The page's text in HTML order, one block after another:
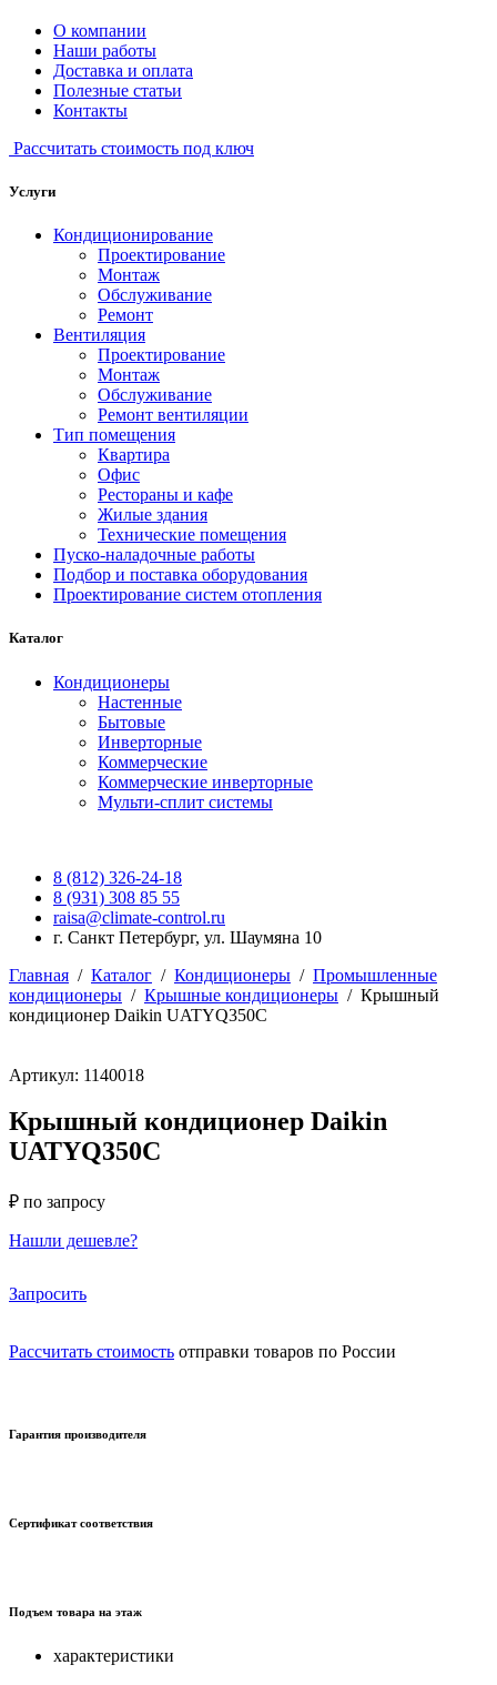
О компании
Наши работы
Доставка и оплата
Полезные статьи
Контакты
Рассчитать стоимость под ключ
Услуги
Кондиционирование
Проектирование
Монтаж
Обслуживание
Ремонт
Вентиляция
Проектирование
Монтаж
Обслуживание
Ремонт вентиляции
Тип помещения
Квартира
Офис
Рестораны и кафе
Жилые здания
Технические помещения
Пуско-наладочные работы
Подбор и поставка оборудования
Проектирование систем отопления
Каталог
Кондиционеры
Настенные
Бытовые
Инверторные
Коммерческие
Коммерческие инверторные
Мульти-сплит системы
8 (812) 326-24-18
8 (931) 308 85 55
raisa@climate-control.ru
г. Санкт Петербург, ул. Шаумяна 10
Главная / Каталог / Кондиционеры / Промышленные
кондиционеры / Крышные кондиционеры / Крышный
кондиционер Daikin UATYQ350C
Артикул: 1140018
Крышный кондиционер Daikin
UATYQ350C
₽ по запросу
Нашли дешевле?
Запросить
Рассчитать стоимость отправки товаров по России
Гарантия производителя
Сертификат соответствия
Подъем товара на этаж
характеристики